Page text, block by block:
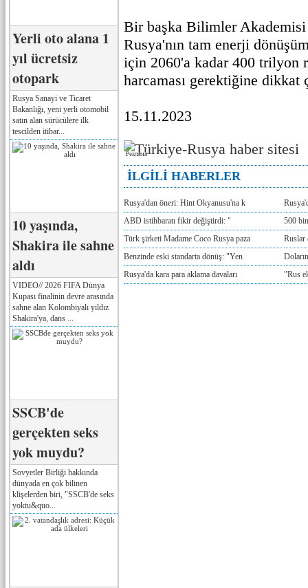
Yerli oto alana 1
yıl ücretsiz
otopark
Rusya Sanayi ve Ticaret
Bakanlığı, yeni yerli otomobil
satın alan sürücülere ilk
tescilden itibar...
10 yaşında,
Shakira ile sahne
aldı
VIDEO// 2026 FIFA Dünya
Kupası finalinin devre arasında
sahne alan Kolombiyalı yıldız
Shakira'ya, dans ...
SSCB'de
gerçekten seks
yok muydu?
Sovyetler Birliği hakkında
dünyada en çok bilinen
klişelerden biri, "SSCB'de seks
yoktu&quo...
Bir başka Bilimler
Rusya'nın tam enerji
için 2060'a kadar 400 trilyon
harcaması gerektiğine dikkat
15.11.2023
Реклама
İLGİLİ HABERLER
Rusya'dan öneri: Hint Okyanusu'na k
ABD istihbaratı fikir değiştirdi: "
500
Türk şirketi Madame Coco Rusya paza
Ruslar
Benzinde eski standarta dönüş: "Yen
Rusya'da kara para aklama davaları
"Rus